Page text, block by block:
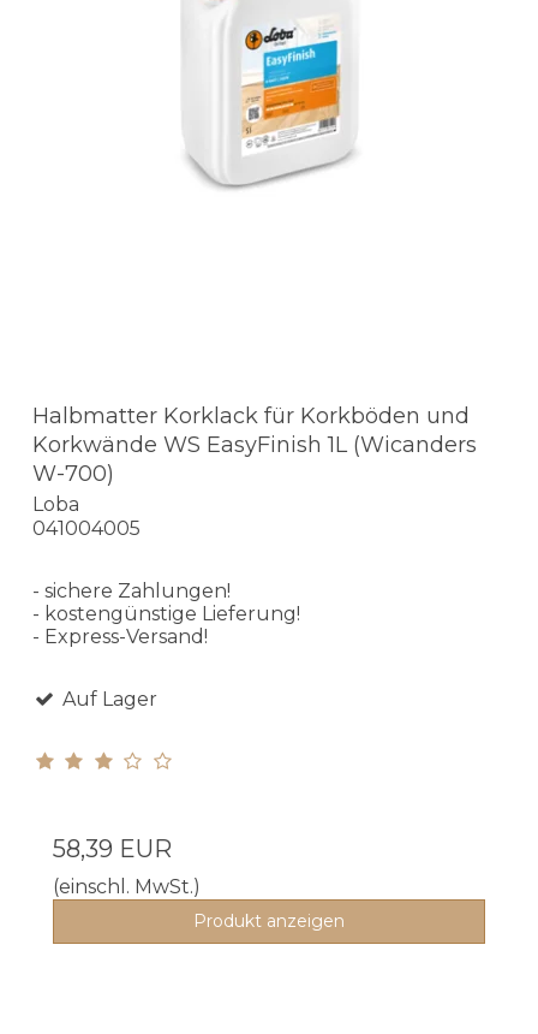
Halbmatter Korklack für Korkböden und
Korkwände WS EasyFinish 1L (Wicanders
W-700)
Loba
041004005
- sichere Zahlungen!
- kostengünstige Lieferung!
- Express-Versand!
Auf Lager
58,39 EUR
(einschl. MwSt.)
Produkt anzeigen